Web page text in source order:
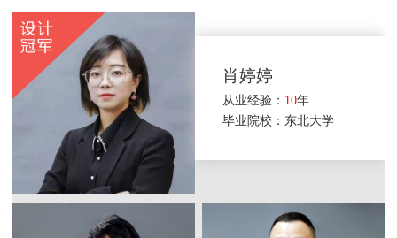
肖婷婷
从业经验： 10年
毕业院校：东北大学